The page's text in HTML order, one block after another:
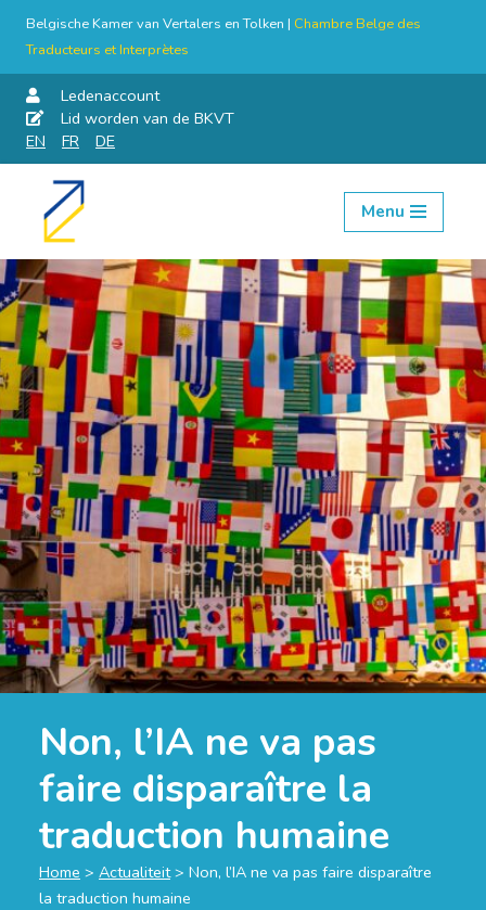
Belgische Kamer van Vertalers en Tolken | Chambre Belge des
Traducteurs et Interprètes
Ledenaccount
Lid worden van de BKVT
EN
FR DE
Skip
content
Menu
Non, l’IA ne va pas
faire disparaître la
traduction humaine
Home > Actualiteit> Non, l’IA ne va pas faire disparaître
la traduction humaine